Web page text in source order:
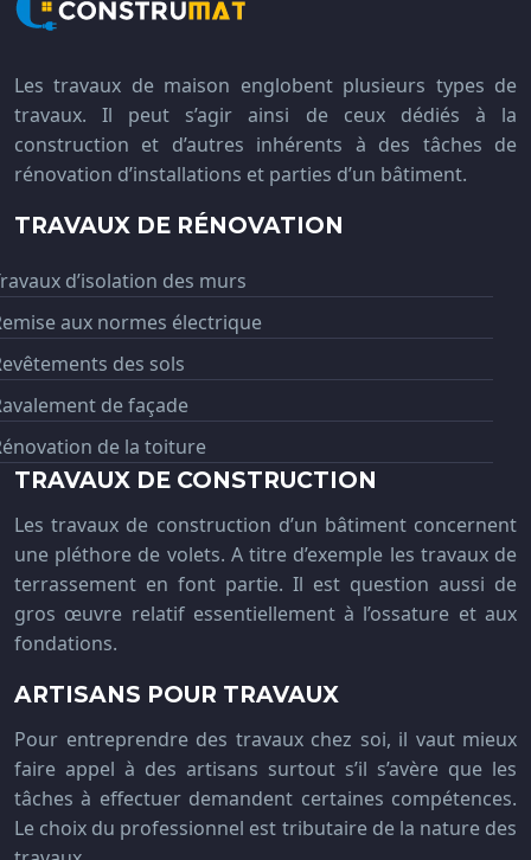
Les travaux de maison englobent plusieurs types de
travaux. Il peut s’agir ainsi de ceux dédiés à la
construction et d’autres inhérents à des tâches de
rénovation d’installations et parties d’un bâtiment.
TRAVAUX DE RÉNOVATION
d’isolation des murs
aux normes électrique
des sols
de façade
de la toiture
TRAVAUX DE CONSTRUCTION
Les travaux de construction d’un bâtiment concernent
une pléthore de volets. A titre d’exemple les travaux de
terrassement en font partie. Il est question aussi de
gros œuvre relatif essentiellement à l’ossature et aux
fondations.
ARTISANS POUR TRAVAUX
Pour entreprendre des travaux chez soi, il vaut mieux
faire appel à des artisans surtout s’il s’avère que les
tâches à effectuer demandent certaines compétences.
Le choix du professionnel est tributaire de la nature des